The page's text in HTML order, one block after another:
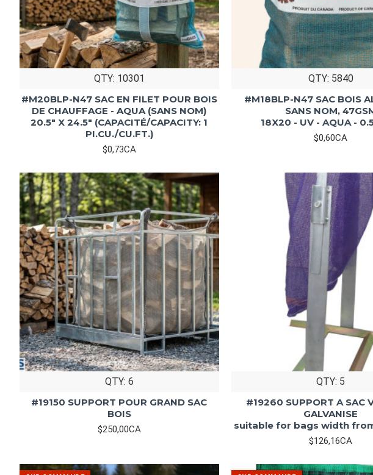
QTY: 10301
#M20BLP-N47 SAC EN FILET POUR BOIS
DE CHAUFFAGE - AQUA (SANS NOM)
20.5" X 24.5" (CAPACITÉ/CAPACITY: 1
PI.CU./CU.FT.)
$0,73CA
QTY: 5840
#M18BLP-N47 SAC BOIS
SANS NOM,
18X20 - UV - AQUA -
$0,60CA
QTY: 6
#19150 SUPPORT POUR GRAND SAC
BOIS
$250,00CA
QTY: 5
#19260 SUPPORT A SAC
GALVANISE
suitable for bags width
$126,16CA